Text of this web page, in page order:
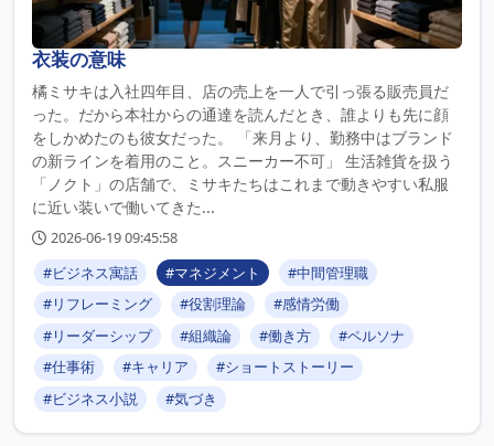
衣装の意味
橘ミサキは入社四年目、店の売上を一人で引っ張る販売員だ
った。だから本社からの通達を読んだとき、誰よりも先に顔
をしかめたのも彼女だった。 「来月より、勤務中はブランド
の新ラインを着用のこと。スニーカー不可」 生活雑貨を扱う
「ノクト」の店舗で、ミサキたちはこれまで動きやすい私服
に近い装いで働いてきた...
2026-06-19 09:45:58
#ビジネス寓話
#マネジメント
#中間管理職
#リフレーミング
#役割理論
#感情労働
#リーダーシップ
#組織論 #働き方
#ペルソナ
#仕事術
#キャリア
#ショートストーリー
#ビジネス小説
#気づき